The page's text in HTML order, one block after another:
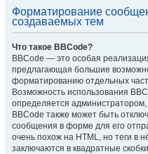
Форматирование
создаваемых тем
Что такое BBCode?
BBCode — это особая
предлагающая большие
форматированию отдельных
Возможность использования
определяется администратором,
BBCode также может быть
сообщения в форме для его
очень похож на HTML, но теги в
заключаются в квадратные